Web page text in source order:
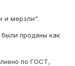
и мерзли".
проданы как
по ГОСТ,